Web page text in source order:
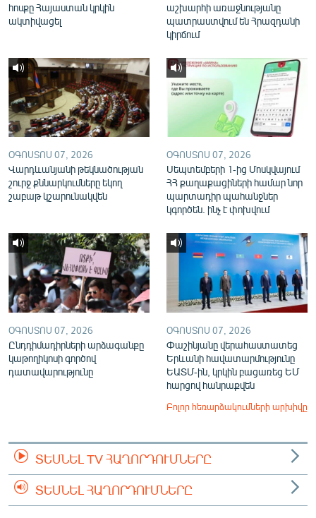
«Ազատության» բոլոր կայքերը
հոսքը Հայաստան կրկին
ակտիվացել
աշխարհի առաջնությանը
պատրաստվում են Հրազդանի
կիրճում
ՕԳՈՍՏՈՍ 07, 2026
Վարդևանյանի թեկնածության
շուրջ քննարկումները եկող
շաբաթ կշարունակվեն
ՕԳՈՍՏՈՍ 07, 2026
Սեպտեմբերի 1-ից Մոսկվայում
ՀՀ քաղաքացիների համար նոր
պարտադիր պահանջներ
կգործեն. ինչ է փոխվում
ՕԳՈՍՏՈՍ 07, 2026
Ընդդիմադիրների արձագանքը
կաթողիկոսի գործով
դատավարությունը
ՕԳՈՍՏՈՍ 07, 2026
Փաշինյանը վերահաստատեց
Երևանի հավատարմությունը
ԵԱՏՄ-ին, կրկին բացառեց ԵՄ
հարցով հանրաքվեն
Բոլոր հեռարձակումների արխիվը
ՏԵՍՆԵԼ TV ՀԱՂՈՐԴՈՒՄՆԵՐԸ
ՏԵՍՆԵԼ ՀԱՂՈՐԴՈՒՄՆԵՐԸ